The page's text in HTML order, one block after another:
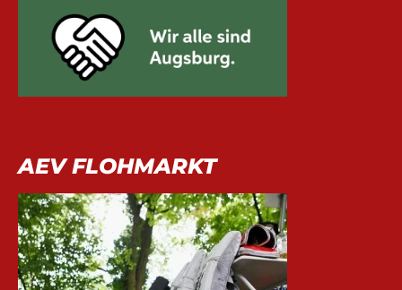
AEV FLOHMARKT